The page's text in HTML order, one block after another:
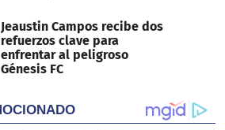
Jeaustin Campos recibe dos
refuerzos clave para
enfrentar al peligroso
Génesis FC